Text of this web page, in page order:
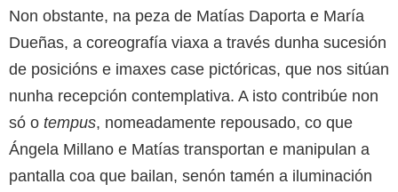
Non obstante, na peza de Matías Daporta e María
Dueñas, a coreografía viaxa a través dunha sucesión
de posicións e imaxes case pictóricas, que nos sitúan
nunha recepción contemplativa. A isto contribúe non
só o tempus, nomeadamente repousado, co que
Ángela Millano e Matías transportan e manipulan a
pantalla coa que bailan, senón tamén a iluminación